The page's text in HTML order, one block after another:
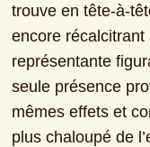
trouve en tête-à-
encore
représentante
seule présence
mêmes effets et
plus chaloupé de